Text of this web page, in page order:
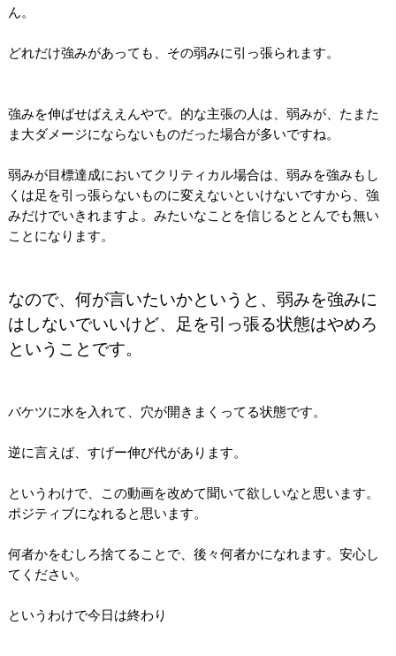
ん。
どれだけ強みがあっても、その弱みに引っ張られます。
強みを伸ばせばええんやで。的な主張の人は、弱みが、たまた
ま大ダメージにならないものだった場合が多いですね。
弱みが目標達成においてクリティカル場合は、弱みを強みもし
くは足を引っ張らないものに変えないといけないですから、強
みだけでいきれますよ。みたいなことを信じるととんでも無い
ことになります。
なので、何が言いたいかというと、弱みを強みに
はしないでいいけど、足を引っ張る状態はやめろ
ということです。
バケツに水を入れて、穴が開きまくってる状態です。
逆に言えば、すげー伸び代があります。
というわけで、この動画を改めて聞いて欲しいなと思います。
ポジティブになれると思います。
何者かをむしろ捨てることで、後々何者かになれます。安心し
てください。
というわけで今日は終わり